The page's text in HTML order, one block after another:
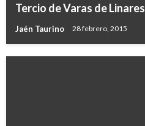
Tercio de Varas de Linares
Jaén Taurino 28 febrero, 2015